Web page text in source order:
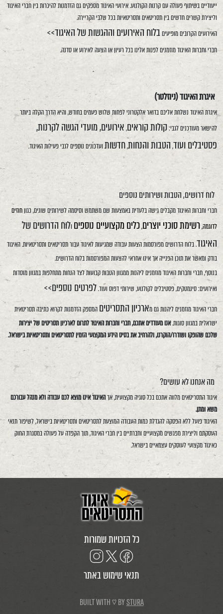
ייעודיים בשיתוף פעולה עם קרנות הקולנוע. אירועי האיגוד מספקים גם הזדמנות להיכרות בין חברי האיגוד
וליצירת קשרים חדשים בין תסריטאים ותסריטאיות בכל שלבי הקריירה.
האירועים הקרובים מופיעיםבלוח האירועים וההגשות של האיגוד>>
חברי וחברות האיגוד מוזמנים לפנות אלינו בכל רעיון או הצעה לאירוע או סדנה.
איגרת האיגוד (ניוזלטר)
איגרת האיגוד נשלחת אליכם בדואר אלקטרוני לפחות שלוש פעמים בחודש, והיא הדרך הקלה ביותר
להישאר מעודכנים לגבי:קולות קוראים, אירועים, מועדי הגשה לקרנות,
פסטיבלים ועוד, הטבות והנחות,חדשותועדכונים נוספים לגבי פעילות האיגוד.
לוח דרושים, הטבות ושירותים נוספים
חברי וחברות האיגוד מקבלים גישה בלעדית באמצעות שם משתמש וסיסמה לשירותים שונים, כגוןחוזים
לדוגמה,רשימת סוכני יוצרים,כלים מקצועיים נוספים ולוח הדרושים של
האיגוד. בלוח הדרושים מפורסמות הצעות עבודה שמגיעות לאיגוד עבור תסריטאים ותסריטאיות. האיגוד
בודק ומאשר את תוכן הפנייה אך אינו אחראי להצעות המפורסמות בלוח הדרושים.
בנוסף, חברי וחברות האיגוד מוזמנים ליהנות ממגוון הטבות קבועות לצד הנחות מתחלפות במגוון מוסדות
ואירועים: סינמטקים, פסטיבלים לקולנוע, שירותי דפוס ועוד.לפרטים נוספים>>
חברי האיגוד מוזמנים ליהנות גם מארכיון התסריטים המספק הזדמנות לקרוא כתיבה תסריטאית
ישראלית במגוון סוגות.אנו מעודדים אתכם, חברי וחברות האיגוד לתרום לארכיון תסריטים של יצירות
שלכם שהופקו ושודרו/הוקרנו, ולהרחיב את בסיס הידע המקצועי הזמין לתסריטאים ותסריטאיות בישראל.
מה אנחנו לא עושים?
איגוד התסריטאים מלווה אתכם בכל סוגיה מקצועית, אךהאיגוד אינו מוצא לכם עבודה ולא מנהל עבורכם
משא ומתן.
האיגוד פועל ללא הפסקה להגדלת כמות העבודה המוצעת לתסריטאים ותסריטאיות בישראל, לשיפור תנאי
העסקתם וליצירת מפגשים מקצועיים וחברתיים בין חברי האיגוד, תוך הקפדה על פעולה במסגרת החוק
כאיגוד מקצועי לעוסקים עצמאיים בישראל.
כל הזכויות שמורות
תנאי שימוש באתר
BUILT WITH ♡ BYSTURA